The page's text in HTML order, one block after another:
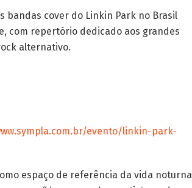
bandas cover do Linkin Park no Brasil
com repertório dedicado aos grandes
alternativo.
evento/linkin-park-
espaço de referência da vida noturna